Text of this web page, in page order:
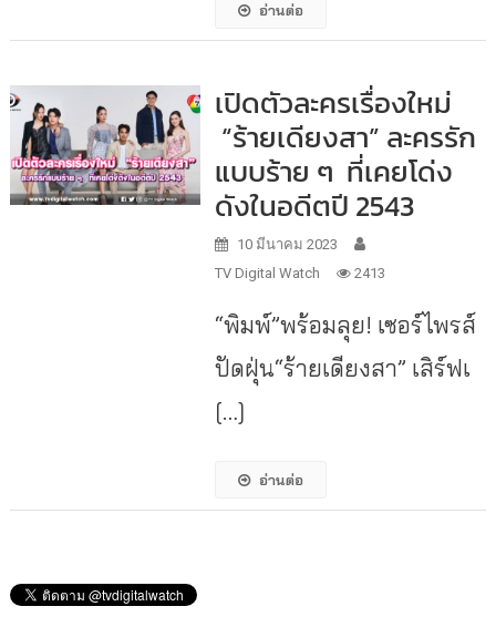
อ่านต่อ
เปิดตัวละครเรื่องใหม่
“ร้ายเดียงสา” ละครรัก
แบบร้าย ๆ ที่เคยโด่ง
ดังในอดีตปี 2543
10 มีนาคม 2023
TV Digital Watch
2413
“พิมพ์”พร้อมลุย! เซอร์ไพรส์
ปัดฝุ่น“ร้ายเดียงสา” เสิร์ฟเ
[…]
อ่านต่อ